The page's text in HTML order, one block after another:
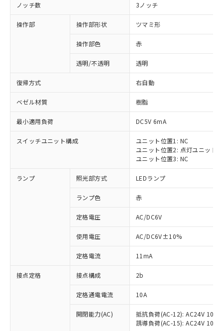
ノッチ数 3ノッチ
操作部 操作部形状 ツマミ形
操作部色 赤
透明/不透明 透明
復帰方式 右自動
ベゼル材質 樹脂
最小適用負荷 DC5V 6mA
スイッチユニット構成
ユニット位置1: NC
ユニット位置2: 点灯ユニット
ユニット位置3: NC
ランプ 照光部方式 LEDランプ
ランプ色 赤
定格電圧 AC/DC6V
使用電圧 AC/DC6V±10%
定格電流 11mA
接点定格 接点構成 2b
定格通電電流 10A
開閉能力(AC)
抵抗負荷(AC-12): AC24V 10A/
誘導負荷(AC-15): AC24V
ご利用条件
以下の条件をお読みいただき、同意のうえ
ご利用ください。
本サービスは、当社制御機器事業取扱
商品の当社在庫状況および標準価格
(税抜)を提供させていただくもので
当社制御機器事業取扱商品の中には、
対応済み：EU RoHS指令（10物質）の
非含有に対応した製品が提供可能な商品で
対応予定：EU RoHS指令（10物質）の非含
有に対応した製品に切り替える予定のある
対応予定なし：EU RoHS指令（10物質）の
非含有に非対応の商品で、対応品を出す予
調査・確認中：EU RoHS指令（10物質）の
非含有の対応状況を調査中または確認中の
非該当品：ライセンス料など無形物で、有
害物質有無と関係のない商品です。
仕入先様の事情により、非含有部品として
「○」：最大均質材料含有率が中国RoHSの
基準値以下であることを示します。
「×」：最大均質材料含有率が中国RoHSの